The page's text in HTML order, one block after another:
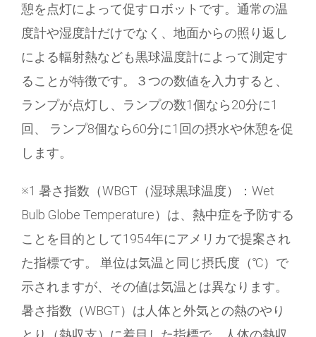
憩を点灯によって促すロボットです。通常の温
度計や湿度計だけでなく、地面からの照り返し
による輻射熱なども黒球温度計によって測定す
ることが特徴です。３つの数値を入力すると、
ランプが点灯し、ランプの数1個なら20分に1
回、 ランプ8個なら60分に1回の摂水や休憩を促
します。
※1 暑さ指数（WBGT（湿球黒球温度）：Wet
Bulb Globe Temperature）は、熱中症を予防する
ことを目的として1954年にアメリカで提案され
た指標です。 単位は気温と同じ摂氏度（℃）で
示されますが、その値は気温とは異なります。
暑さ指数（WBGT）は人体と外気との熱のやり